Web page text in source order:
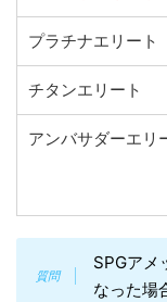
プラチナエリート
チタンエリート
アンバサダーエリ
SPGアメ
なった場